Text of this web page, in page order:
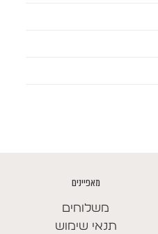
מאפיינים
משלוחים
תנאי שימוש